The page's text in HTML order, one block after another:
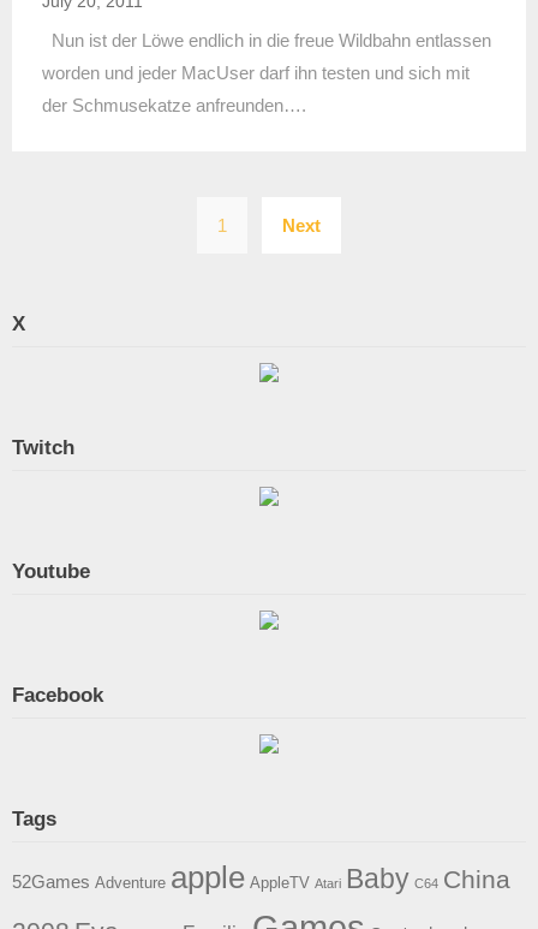
Nun ist der Löwe endlich in die freue Wildbahn entlassen
worden und jeder MacUser darf ihn testen und sich mit
der Schmusekatze anfreunden….
1 Next
X
Twitch
Youtube
Facebook
Tags
52Games Adventure apple AppleTV Atari Baby C64 China